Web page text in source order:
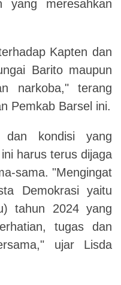
yang meresahkan
Kapten dan
Barito maupun
narkoba," terang
Pemkab Barsel ini.
dan kondisi yang
harus terus dijaga
sama. "Mengingat
Demokrasi yaitu
tahun 2024 yang
tugas dan
ujar Lisda